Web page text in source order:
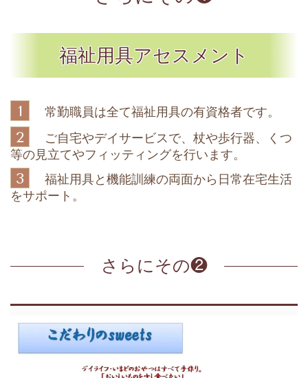
福祉用具アセスメント
1 常勤職員は全て福祉用具の有資格者です。
2
ご自宅やデイサービスで、杖や歩行器、くつ
等の見立てやフィッティングを行います。
3
福祉用具と機能訓練の両面から日常在宅生活
をサポート。
さらにその❷